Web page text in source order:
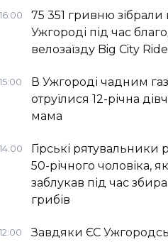
16:00
75 351 гривню зібрали
Ужгороді під час
велозаїзду Big Сity Ride
15:00
В Ужгороді чадним
отруїлися 12-річна
мама
14:00
Гірські рятувальники
50-річного чоловіка,
заблукав під час
грибів
12:00
Завдяки ЄС